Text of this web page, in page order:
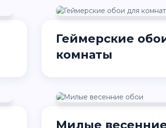
Геймерские
комнаты
Милые